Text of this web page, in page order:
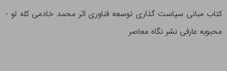
کتاب مبانی سیاست گذاری توسعه فناوری اثر محمد خادمی کله لو -
محبوبه عارفی نشر نگاه معاصر